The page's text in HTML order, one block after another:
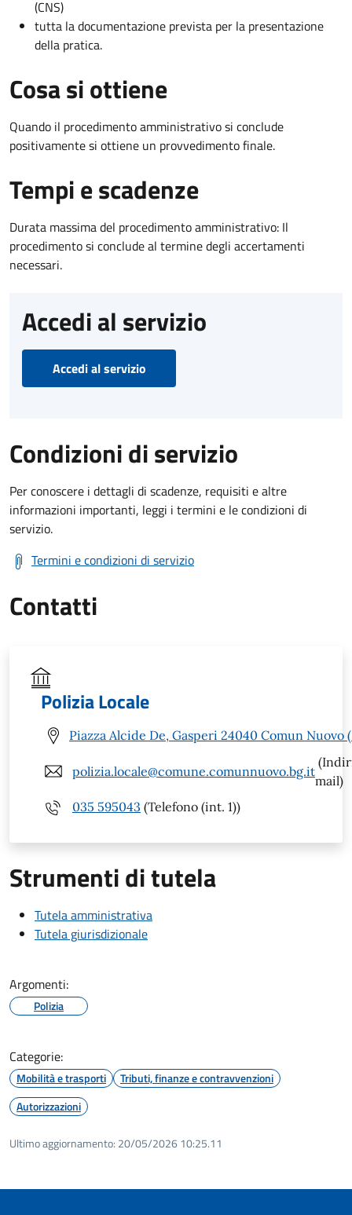
(CNS)
tutta la documentazione prevista per la presentazione
della pratica.
Cosa si ottiene
Quando il procedimento amministrativo si conclude
positivamente si ottiene un provvedimento finale.
Tempi e scadenze
Durata massima del procedimento amministrativo: Il
procedimento si conclude al termine degli accertamenti
necessari.
Accedi al servizio
Accedi al servizio
Condizioni di servizio
Per conoscere i dettagli di scadenze, requisiti e altre
informazioni importanti, leggi i termini e le condizioni di
servizio.
Termini e condizioni di servizio
Contatti
Polizia Locale
Piazza Alcide De, Gasperi 24040 Comun Nuovo
polizia.locale@comune.comunnuovo.bg.it
mail)
035 595043 (Telefono (int. 1))
Strumenti di tutela
Tutela amministrativa
Tutela giurisdizionale
Argomenti:
Polizia
Categorie:
Mobilità e trasporti
Tributi, finanze e contravvenzioni
Autorizzazioni
Ultimo aggiornamento: 20/05/2026 10:25.11